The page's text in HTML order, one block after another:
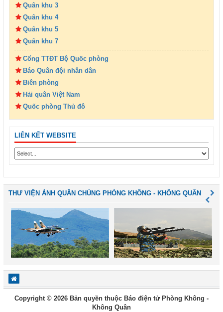
Quân khu 3
Quân khu 4
Quân khu 5
Quân khu 7
Cổng TTĐT Bộ Quốc phòng
Báo Quân đội nhân dân
Biên phòng
Hải quân Việt Nam
Quốc phòng Thủ đô
LIÊN KẾT WEBSITE
THƯ VIỆN ẢNH QUÂN CHỦNG PHÒNG KHÔNG - KHÔNG QUÂN
Copyright © 2026 Bản quyền thuộc Báo điện tử Phòng Không -
Không Quân